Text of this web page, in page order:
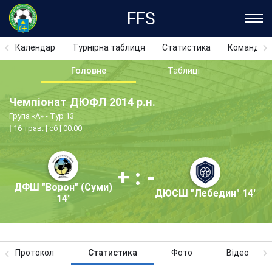
FFS
Календар Турнірна таблиця Статистика Команди
Головне Таблиці
Чемпіонат ДЮФЛ 2014 р.н.
Група «А» - Тур 13
ДФШ "Ворон" (Суми)
14'
+ : -
ДЮСШ "Лебедин" 14'
16 трав. | сб | 00:00
Протокол Статистика Фото Відео